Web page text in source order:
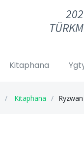
Kitaphana
Kitaphana